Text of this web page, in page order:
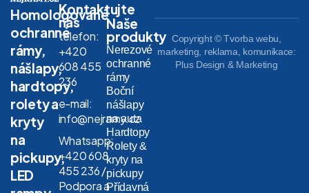
Homologované
ochranné
rámy,
nášlapy,
hardtopy,
rolety a
kryty
na
pickupy,
LED
Kontaktujte
nás
telefon:
+420
608 455
236
e-mail:
info@nejramy.cz
Whatsapp:
+420 608
455 236 /
Podpora a
Naše
produkty
Nerezové
ochranné
rámy
Boční
nášlapy
na auta
Hardtopy
Rolety &
kryty na
pickupy
Přídavná
Copyright © Tvorba webu,
marketing, reklama, komunikace:
Plus Design & Marketing